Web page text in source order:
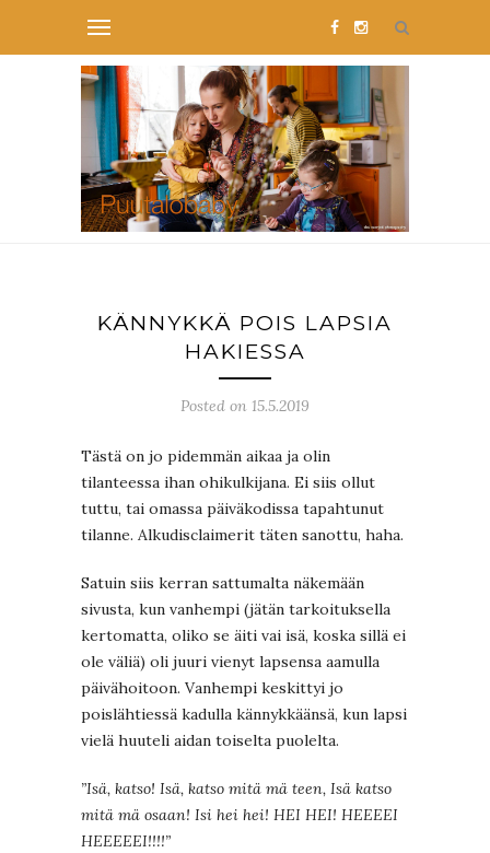
KÄNNYKKÄ POIS LAPSIA
HAKIESSA
Posted on 15.5.2019
Tästä on jo pidemmän aikaa ja olin
tilanteessa ihan ohikulkijana. Ei siis ollut
tuttu, tai omassa päiväkodissa tapahtunut
tilanne. Alkudisclaimerit täten sanottu, haha.
Satuin siis kerran sattumalta näkemään
sivusta, kun vanhempi (jätän tarkoituksella
kertomatta, oliko se äiti vai isä, koska sillä ei
ole väliä) oli juuri vienyt lapsensa aamulla
päivähoitoon. Vanhempi keskittyi jo
poislähtiessä kadulla kännykkäänsä, kun lapsi
vielä huuteli aidan toiselta puolelta.
”Isä, katso! Isä, katso mitä mä teen, Isä katso
mitä mä osaan! Isi hei hei! HEI HEI! HEEEEI
HEEEEEI!!!!”